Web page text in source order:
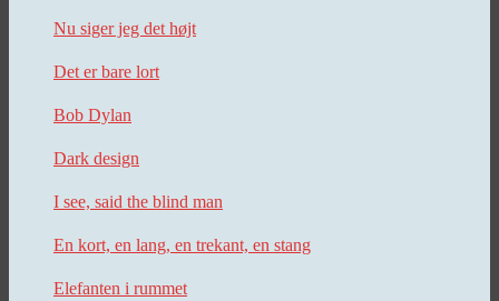
Nu siger jeg det højt
Det er bare lort
Bob Dylan
Dark design
I see, said the blind man
En kort, en lang, en trekant, en stang
Elefanten i rummet